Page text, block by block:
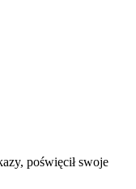
poświęcił swoje